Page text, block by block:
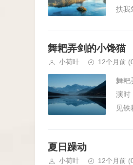
扶我
舞耙弄剑的小馋猫
小荷叶 12个月前
舞耙
演时
见
夏日躁动
小荷叶 12个月前